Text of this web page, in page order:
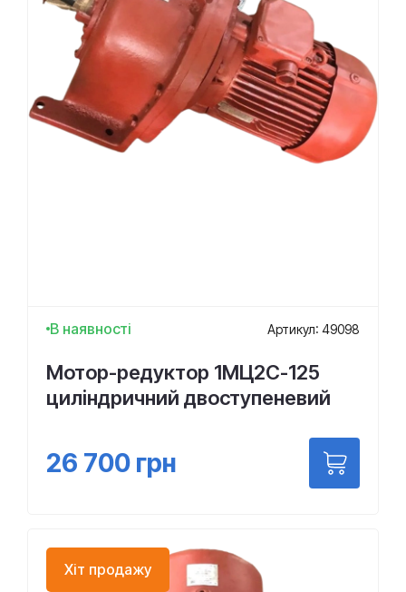
В наявності Артикул: 49098
Мотор-редуктор 1МЦ2С-125
циліндричний двоступеневий
26 700 грн
Хіт продажу